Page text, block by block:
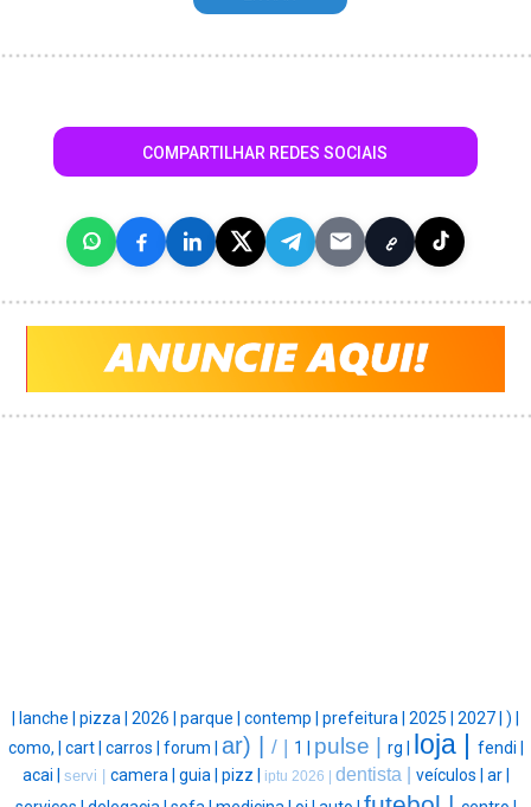
COMPARTILHAR REDES SOCIAIS
lanche | pizza | 2026 | parque | contemp | prefeitura | 2025 | 2027 | ) |
como, | cart | carros | forum | ar) | / | 1 | pulse | rg | loja |
fendi |
acai | servi | camera | guia | pizz | iptu 2026 | dentista | veículos | ar |